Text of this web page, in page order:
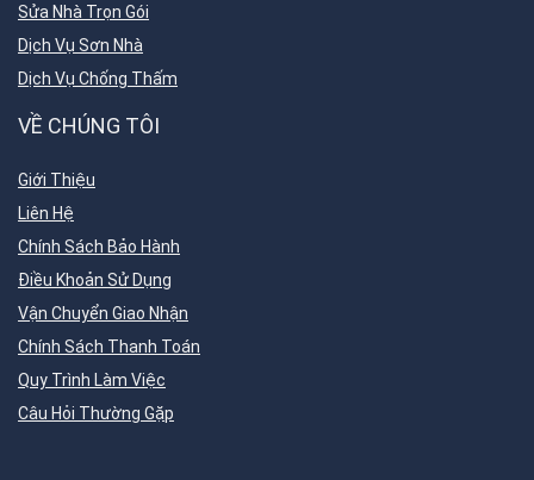
Sửa Nhà Trọn Gói
Dịch Vụ Sơn Nhà
Dịch Vụ Chống Thấm
VỀ CHÚNG TÔI
Giới Thiệu
Liên Hệ
Chính Sách Bảo Hành
Điều Khoản Sử Dụng
Vận Chuyển Giao Nhận
Chính Sách Thanh Toán
Quy Trình Làm Việc
Câu Hỏi Thường Gặp